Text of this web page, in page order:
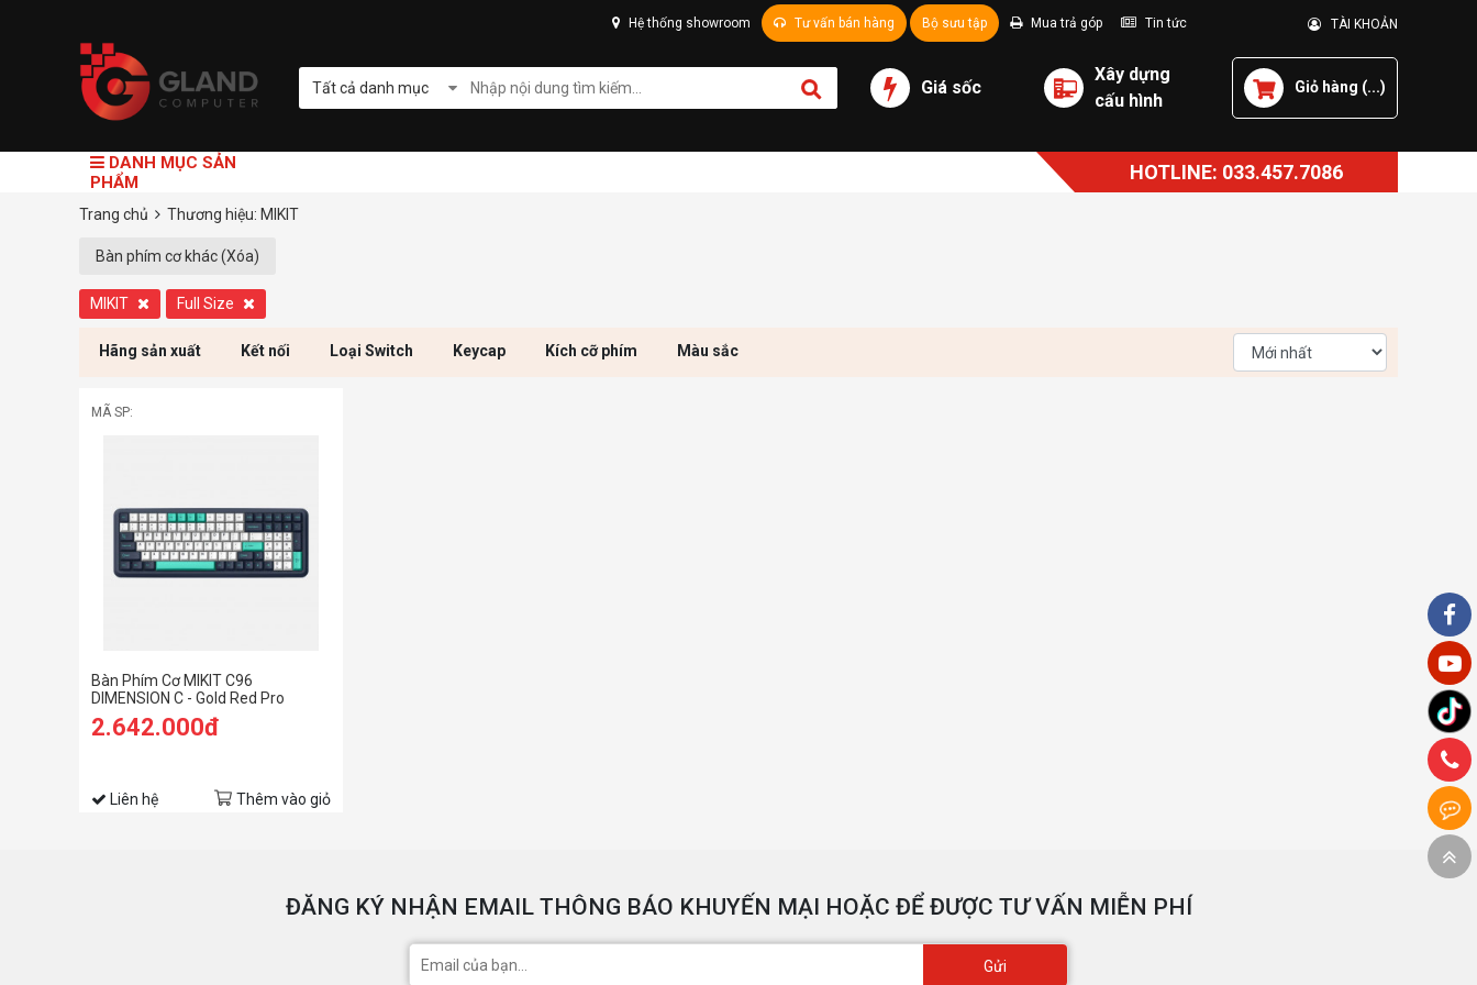
Hệ thống showroom Tư vấn bán hàng Bộ sưu tập Mua trả góp Tin tức TÀI KHOẢN
Tất cả danh mục Giá sốc
Xây dựng
cấu hình
Giỏ hàng (...)
DANH MỤC SẢN
PHẨM
HOTLINE: 033.457.7086
Trang chủ Thương hiệu: MIKIT
Bàn phím cơ khác (Xóa)
MIKIT Full Size
Hãng sản xuất Kết nối Loại Switch Keycap Kích cỡ phím Màu sắc
MÃ SP:
Bàn Phím Cơ MIKIT C96
DIMENSION C - Gold Red Pro
2.642.000đ
Liên hệ Thêm vào giỏ
ĐĂNG KÝ NHẬN EMAIL THÔNG BÁO KHUYẾN MẠI HOẶC ĐỂ ĐƯỢC TƯ VẤN MIỄN PHÍ
Gửi